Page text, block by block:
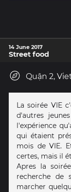
14 June 2017
Street food
Quận 2,
La soirée VIE
d'autres
l'expérience
qui étaient
mois de VIE.
certes, mais il
Apres la
recherche
marcher